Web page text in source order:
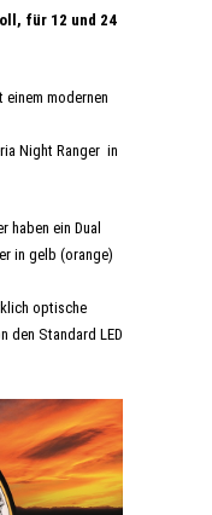
für 12 und 24
einem modernen
Night Ranger in
haben ein Dual
in gelb (orange)
optische
den Standard LED